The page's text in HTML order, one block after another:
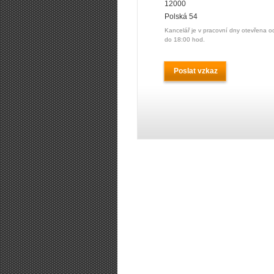
12000
Polská 54
Kancelář je v pracovní dny otevřena
do 18:00 hod.
Poslat vzkaz